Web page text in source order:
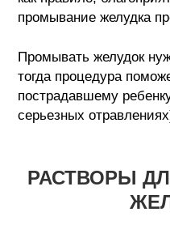
промывание желудка
Промывать желудок
тогда процедура
пострадавшему
серьезных
РАСТВОРЫ